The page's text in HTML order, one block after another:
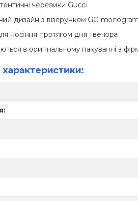
черевики Gucci
дизайн з візерунком GG
носіння протягом дня і вечора
в оригінальному пакуванні з
характеристики: